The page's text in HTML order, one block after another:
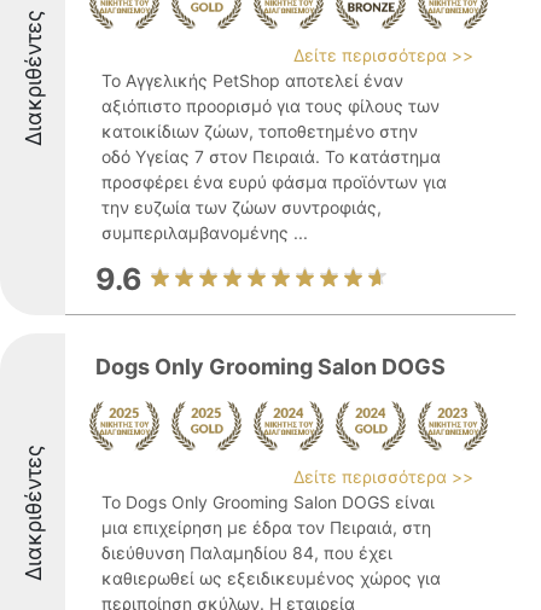
Διακριθέντες
Δείτε περισσότερα >>
Το Αγγελικής PetShop αποτελεί έναν
αξιόπιστο προορισμό για τους φίλους των
κατοικίδιων ζώων, τοποθετημένο στην
οδό Υγείας 7 στον Πειραιά. Το κατάστημα
προσφέρει ένα ευρύ φάσμα προϊόντων για
την ευζωία των ζώων συντροφιάς,
συμπεριλαμβανομένης ...
9.6
Διακριθέντες
Dogs Only Grooming Salon DOGS
Δείτε περισσότερα >>
Το Dogs Only Grooming Salon DOGS είναι
μια επιχείρηση με έδρα τον Πειραιά, στη
διεύθυνση Παλαμηδίου 84, που έχει
καθιερωθεί ως εξειδικευμένος χώρος για
περιποίηση σκύλων. Η εταιρεία